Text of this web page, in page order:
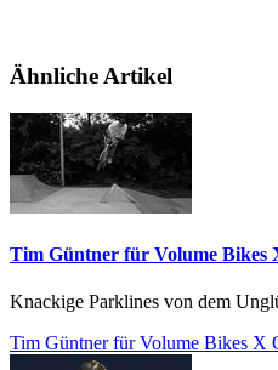
Ähnliche Artikel
Tim Güntner für Volume Bikes
Knackige Parklines von dem
Tim Güntner für Volume Bikes X